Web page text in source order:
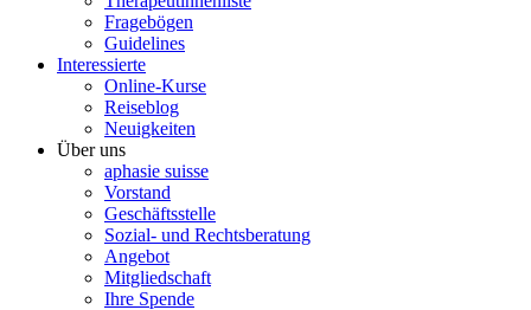
Fragebögen
Guidelines
Interessierte
Online-Kurse
Reiseblog
Neuigkeiten
Über uns
aphasie suisse
Vorstand
Geschäftsstelle
Sozial- und Rechtsberatung
Angebot
Mitgliedschaft
Ihre Spende